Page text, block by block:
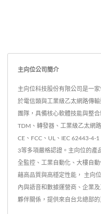
主向位公司簡介
主向位科技股份有限公司是一
於電信類與工業級乙太網路傳
團隊，具備核心軟體技能與整
TDM、轉發器、工業級乙太網
CE、FCC、UL、IEC 62443-4-
3等多項嚴格認證。主向位的產
全監控、工業自動化、大樓自
藉高品質與高穩定性能， 主向
內與語音和數據運營商、企業
夥伴關係，提供來自台北總部